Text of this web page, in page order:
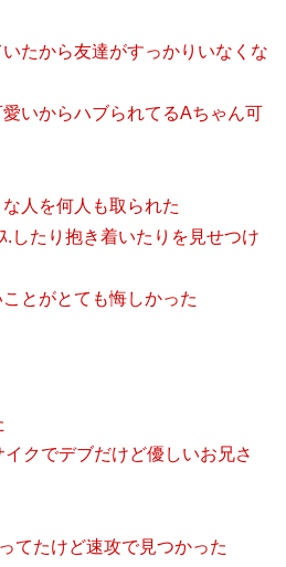
たから友達がすっかりいなくな
いからハブられてるAちゃん可
人を何人も取られた
.したり抱き着いたりを見せつけ
とがとても悔しかった
クでデブだけど優しいお兄さ
てたけど速攻で見つかった